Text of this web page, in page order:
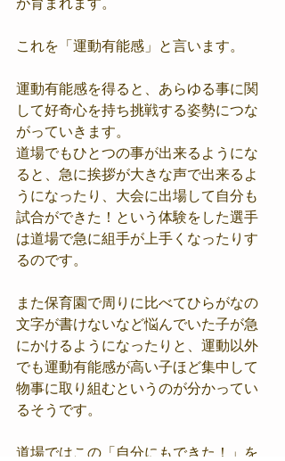
これを「運動有能感」と言います。
運動有能感を得ると、あらゆる事に関
して好奇心を持ち挑戦する姿勢につな
がっていきます。
道場でもひとつの事が出来るようにな
ると、急に挨拶が大きな声で出来るよ
うになったり、大会に出場して自分も
試合ができた！という体験をした選手
は道場で急に組手が上手くなったりす
るのです。
また保育園で周りに比べてひらがなの
文字が書けないなど悩んでいた子が急
にかけるようになったりと、運動以外
でも運動有能感が高い子ほど集中して
物事に取り組むというのが分かってい
るそうです。
道場ではこの「自分にもできた！」を